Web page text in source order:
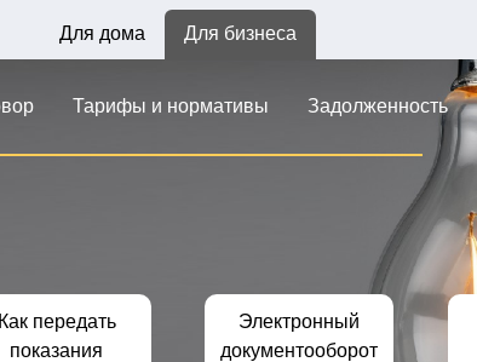
Для дома Для бизнеса
Тарифы и нормативы Задолженность
Как передать
показания
Электронный
документооборот